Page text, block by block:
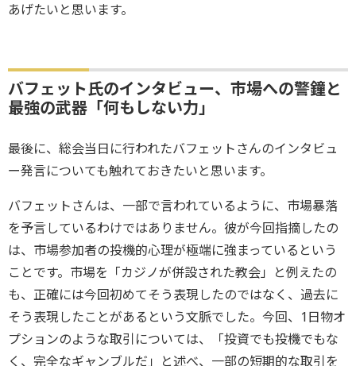
あげたいと思います。
バフェット氏のインタビュー、市場への警鐘と
最強の武器「何もしない力」
最後に、総会当日に行われたバフェットさんのインタビュ
ー発言についても触れておきたいと思います。
バフェットさんは、一部で言われているように、市場暴落
を予言しているわけではありません。彼が今回指摘したの
は、市場参加者の投機的心理が極端に強まっているという
ことです。市場を「カジノが併設された教会」と例えたの
も、正確には今回初めてそう表現したのではなく、過去に
そう表現したことがあるという文脈でした。今回、1日物オ
プションのような取引については、「投資でも投機でもな
く、完全なギャンブルだ」と述べ、一部の短期的な取引を